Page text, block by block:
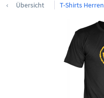
Übersicht T-Shirts Herren